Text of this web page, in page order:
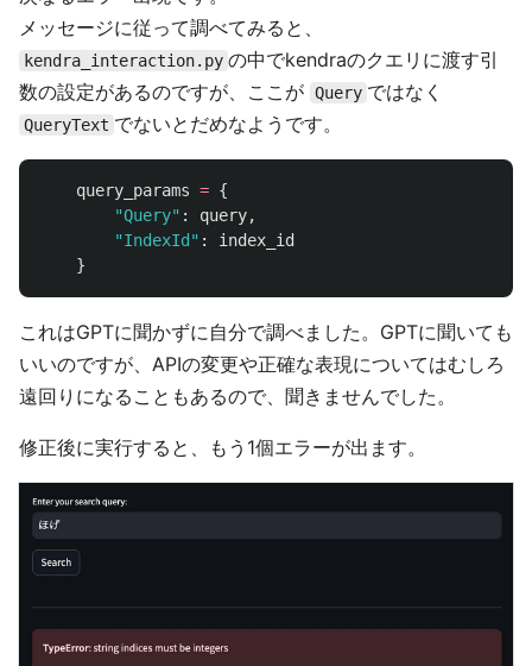
メッセージに従って調べてみると、
kendra_interaction.py の中でkendraのクエリに渡す引
数の設定があるのですが、ここが Query ではなく
QueryText でないとだめなようです。
query_params = {
"Query" : query,
"IndexId" :
index_id
}
これはGPTに聞かずに自分で調べました。GPTに聞いても
いいのですが、APIの変更や正確な表現についてはむしろ
遠回りになることもあるので、聞きませんでした。
修正後に実行すると、もう1個エラーが出ます。